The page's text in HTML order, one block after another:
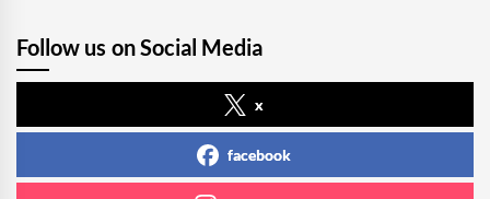
Follow us on Social Media
x
facebook